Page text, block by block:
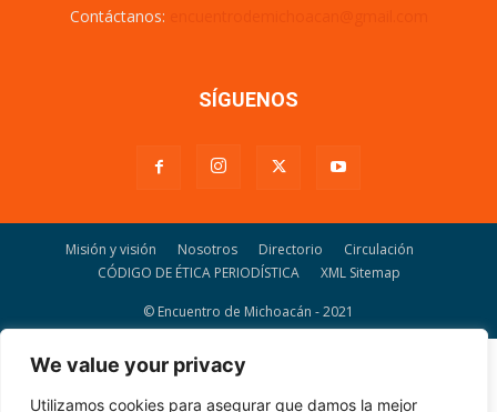
We value your privacy
Utilizamos cookies para asegurar que damos la mejor
Contáctanos:
SÍGUENOS
Misión y visión Nosotros Directorio
Circulación
CÓDIGO DE ÉTICA PERIODÍSTICA
XML Sitemap
© Encuentro de Michoacán - 2021